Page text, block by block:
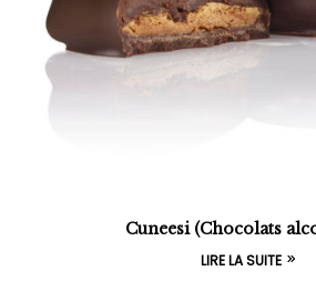
Cuneesi (Chocolats
LIRE LA SUITE